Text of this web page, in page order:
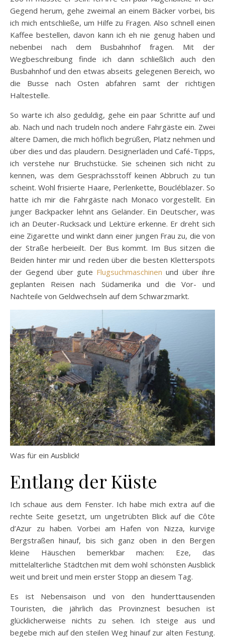
Gegend herum, gehe zweimal an einem Bäcker vorbei, bis
ich mich entschließe, um Hilfe zu Fragen. Also schnell einen
Kaffee bestellen, davon kann ich eh nie genug haben und
nebenbei nach dem Busbahnhof fragen. Mit der
Wegbeschreibung finde ich dann schließlich auch den
Busbahnhof und den etwas abseits gelegenen Bereich, wo
die Busse nach Osten abfahren samt der richtigen
Haltestelle.
So warte ich also geduldig, gehe ein paar Schritte auf und
ab. Nach und nach trudeln noch andere Fahrgäste ein. Zwei
ältere Damen, die mich höflich begrüßen, Platz nehmen und
über dies und das plaudern. Designerläden und Café-Tipps,
ich verstehe nur Bruchstücke. Sie scheinen sich nicht zu
kennen, was dem Gesprächsstoff keinen Abbruch zu tun
scheint. Wohl frisierte Haare, Perlenkette, Boucléblazer. So
hatte ich mir die Fahrgäste nach Monaco vorgestellt. Ein
junger Backpacker lehnt ans Geländer. Ein Deutscher, was
ich an Deuter-Rucksack und Lektüre erkenne. Er dreht sich
eine Zigarette und winkt dann einer jungen Frau zu, die von
der Straße herbeieilt. Der Bus kommt. Im Bus sitzen die
Beiden hinter mir und reden über die besten Kletterspots
der Gegend über gute Flugsuchmaschinen und über ihre
geplanten Reisen nach Südamerika und die Vor- und
Nachteile von Geldwechseln auf dem Schwarzmarkt.
Was für ein Ausblick!
Entlang der Küste
Ich schaue aus dem Fenster. Ich habe mich extra auf die
rechte Seite gesetzt, um ungetrübten Blick auf die Côte
d’Azur zu haben. Vorbei am Hafen von Nizza, kurvige
Bergstraßen hinauf, bis sich ganz oben in den Bergen
kleine Häuschen bemerkbar machen: Eze, das
mittelalterliche Städtchen mit dem wohl schönsten Ausblick
weit und breit und mein erster Stopp an diesem Tag.
Es ist Nebensaison und von den hunderttausenden
Touristen, die jährlich das Provinznest besuchen ist
glücklicherweise nichts zu sehen. Ich steige aus und
begebe mich auf den steilen Weg hinauf zur alten Festung.